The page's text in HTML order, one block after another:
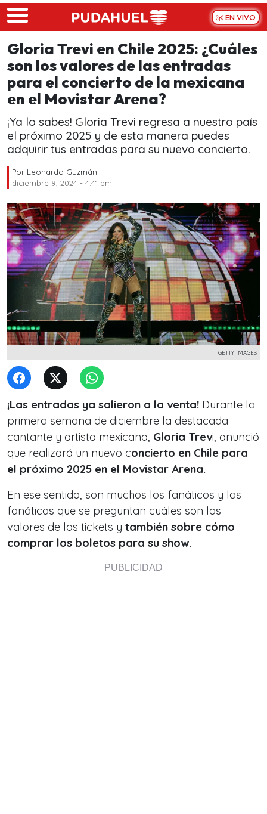
Skip to main content
EN VIVO
Gloria Trevi en Chile 2025: ¿Cuáles
son los valores de las entradas
para el concierto de la mexicana
en el Movistar Arena?
¡Ya lo sabes! Gloria Trevi regresa a nuestro país
el próximo 2025 y de esta manera puedes
adquirir tus entradas para su nuevo concierto.
Por Leonardo Guzmán
diciembre 9, 2024 - 4:41 pm
GETTY IMAGES
¡Las entradas ya salieron a la venta! Durante la
primera semana de diciembre la destacada
cantante y artista mexicana, Gloria Trevi, anunció
que realizará un nuevo concierto en Chile para
el próximo 2025 en el Movistar Arena.
En ese sentido, son muchos los fanáticos y las
fanáticas que se preguntan cuáles son los
valores de los tickets y también sobre cómo
comprar los boletos para su show.